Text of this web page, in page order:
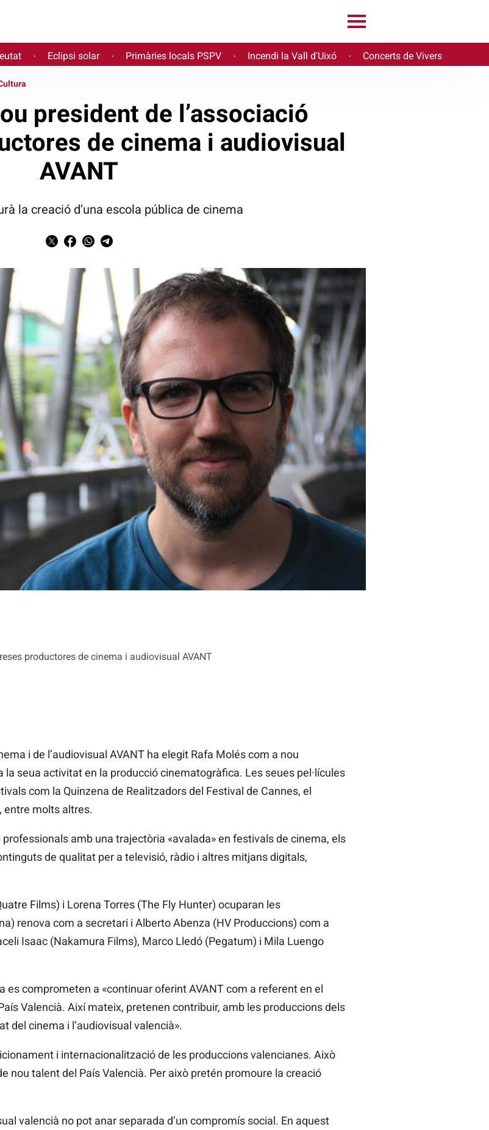
· Eclipsi solar · Primàries locals PSPV · Incendi la Vall d'Uixó · Concerts de Vivers
productores de cinema i audiovisual AVANT
president de l’associació
de cinema i audiovisual
AVANT
la creació d’una escola pública de cinema
i de l’audiovisual AVANT ha elegit Rafa Molés com a nou
seua activitat en la producció cinematogràfica. Les seues pel·lícules
com la Quinzena de Realitzadors del Festival de Cannes, el
entre molts altres.
amb una trajectòria «avalada» en festivals de cinema, els
de qualitat per a televisió, ràdio i altres mitjans digitals,
Films) i Lorena Torres (The Fly Hunter) ocuparan les
renova com a secretari i Alberto Abenza (HV Produccions) com a
Isaac (Nakamura Films), Marco Lledó (Pegatum) i Mila Luengo
comprometen a «continuar oferint AVANT com a referent en el
Valencià. Així mateix, pretenen contribuir, amb les produccions dels
del cinema i l’audiovisual valencià».
i internacionalització de les produccions valencianes. Això
nou talent del País Valencià. Per això pretén promoure la creació
valencià no pot anar separada d’un compromís social. En aquest